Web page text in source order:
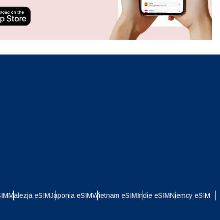
Malezja eSIMJaponia eSIMWietnam eSIMIndie eSIMNiemcy eSIM